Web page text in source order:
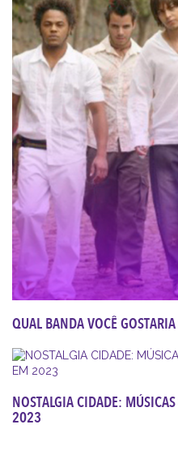
QUAL BANDA VOCÊ
NOSTALGIA CIDADE:
2023